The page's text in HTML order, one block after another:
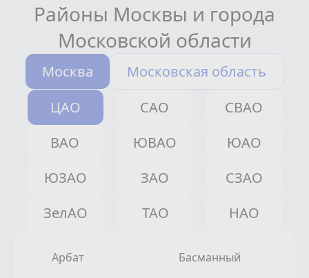
Районы Москвы и города
Московской области
Москва
Московская область
ЦАО
САО
СВАО
ВАО
ЮВАО
ЮАО
ЮЗАО
ЗАО
СЗАО
ЗелАО
ТАО НАО
Арбат Басманный